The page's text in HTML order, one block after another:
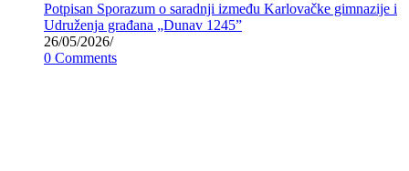
Potpisan Sporazum o saradnji između Karlovačke gimnazije i
Udruženja građana „Dunav 1245”
26/05/2026/
0 Comments